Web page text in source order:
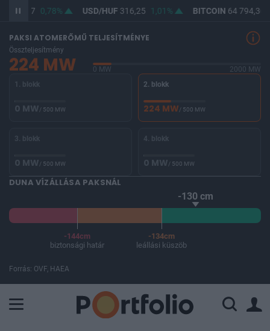
364,57 0,78% USD/HUF316,25 1,01% BITCOIN64 794,36
PAKSI ATOMERŐMŰ TELJESÍTMÉNYE
Összteljesítmény
224 MW 0 MW
2000 MW
1. blokk
0 MW/ 500 MW
2. blokk
224 MW/ 500 MW
3. blokk
0 MW/ 500 MW
4. blokk
0 MW/ 500 MW
DUNA VÍZÁLLÁSA PAKSNÁL
-130 cm
-144cm
biztonsági határ
-134cm
leállási küszöb
Forrás: OVF, HAEA